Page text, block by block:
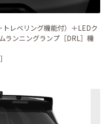
レベリング機能付）＋LEDク
ランニングランプ［DRL］機